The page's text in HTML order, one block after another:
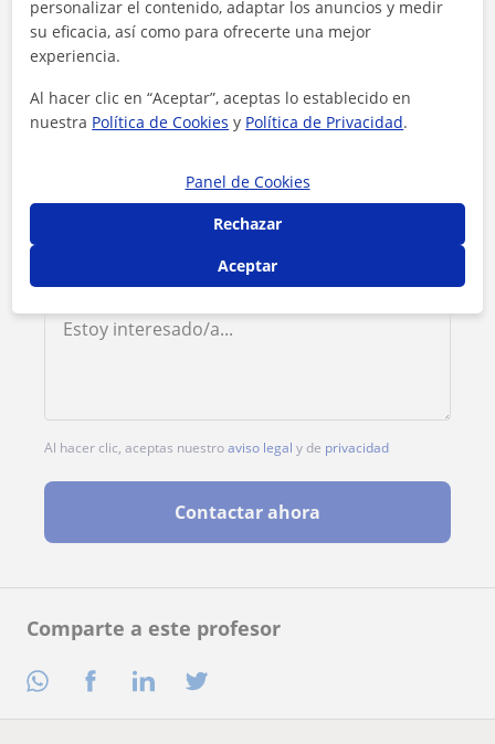
Comparte a este profesor
Tarifa 12 €/h
1ª clase gratis
Al hacer clic, aceptas nuestroaviso legal y de privacidad
Contactar ahora
personalizar el contenido, adaptar los anuncios y medir
su eficacia, así como para ofrecerte una mejor
experiencia.
Al hacer clic en “Aceptar”, aceptas lo establecido en
nuestra Política de Cookies y Política de Privacidad.
Panel de Cookies
Rechazar
Aceptar